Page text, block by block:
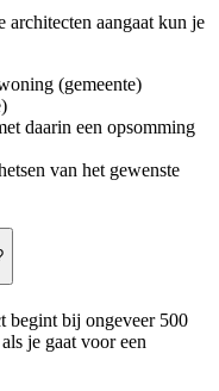
architecten aangaat kun je
(gemeente)
daarin een opsomming
van het gewenste
begint bij ongeveer 500
je gaat voor een